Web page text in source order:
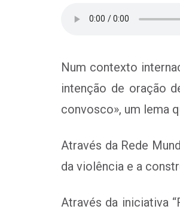
Num contexto
intenção de oração
convosco», um lema
Através da Rede
da violência e a
Através da iniciativa